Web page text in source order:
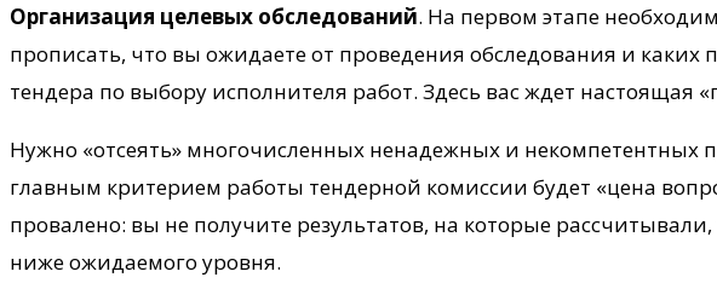
Организация целевых обследований. На первом этапе
прописать, что вы ожидаете от проведения обследования и
тендера по выбору исполнителя работ. Здесь вас ждет настоящая
Нужно «отсеять» многочисленных ненадежных и некомпетентных
главным критерием работы тендерной комиссии будет «цена
провалено: вы не получите результатов, на которые
ниже ожидаемого уровня.